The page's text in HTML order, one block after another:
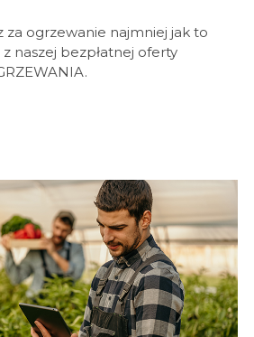
za ogrzewanie najmniej jak to
naszej bezpłatnej oferty